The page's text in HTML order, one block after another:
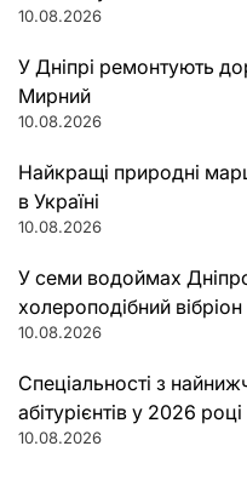
10.08.2026
У Дніпрі ремонтують
Мирний
10.08.2026
Найкращі природні
в Україні
10.08.2026
У семи водоймах
холероподібний вібріон
10.08.2026
Спеціальності з
абітурієнтів у 2026 році
10.08.2026